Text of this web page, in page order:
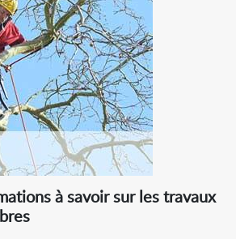
à savoir sur les travaux